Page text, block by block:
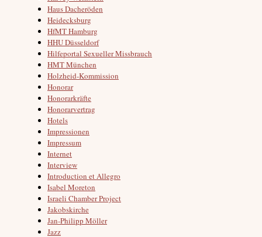
Haus Dacheröden
Heidecksburg
HfMT Hamburg
HHU Düsseldorf
Hilfeportal Sexueller Missbrauch
HMT München
Holzheid-Kommission
Honorar
Honorarkräfte
Honorarvertrag
Hotels
Impressionen
Impressum
Internet
Interview
Introduction et Allegro
Isabel Moreton
Israeli Chamber Project
Jakobskirche
Jan-Philipp Möller
Jazz